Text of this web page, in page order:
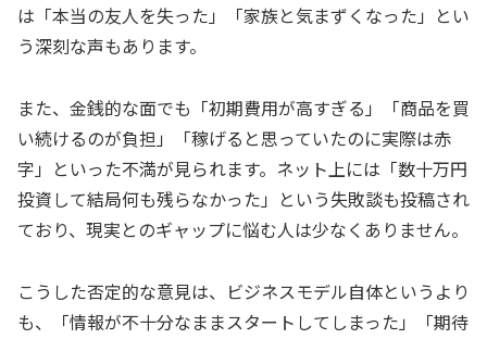
は「本当の友人を失った」「家族と気まずくなった」とい
う深刻な声もあります。
また、金銭的な面でも「初期費用が高すぎる」「商品を買
い続けるのが負担」「稼げると思っていたのに実際は赤
字」といった不満が見られます。ネット上には「数十万円
投資して結局何も残らなかった」という失敗談も投稿され
ており、現実とのギャップに悩む人は少なくありません。
こうした否定的な意見は、ビジネスモデル自体というより
も、「情報が不十分なままスタートしてしまった」「期待